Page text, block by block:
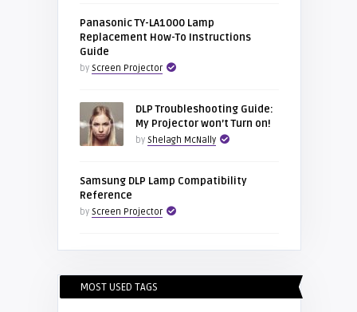
Panasonic TY-LA1000 Lamp
Replacement How-To Instructions
Guide
by Screen Projector
DLP Troubleshooting Guide:
My Projector won’t Turn on!
by Shelagh McNally
Samsung DLP Lamp Compatibility
Reference
by Screen Projector
MOST USED TAGS